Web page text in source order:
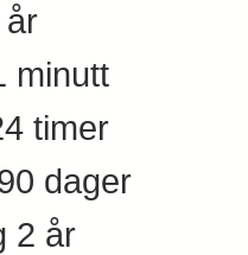
år
minutt
timer
dager
2 år